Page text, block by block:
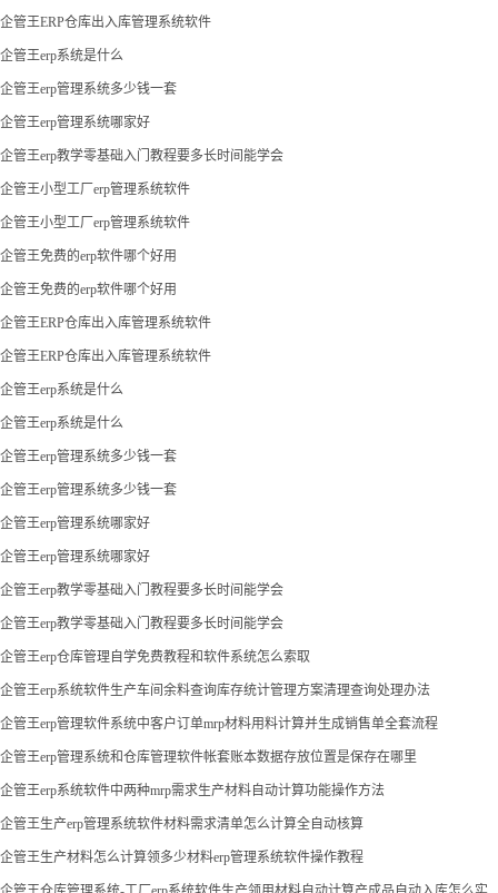
企管王ERP仓库出入库管理系统软件
企管王erp系统是什么
企管王erp管理系统多少钱一套
企管王erp管理系统哪家好
企管王erp教学零基础入门教程要多长时间能学会
企管王小型工厂erp管理系统软件
企管王小型工厂erp管理系统软件
企管王免费的erp软件哪个好用
企管王免费的erp软件哪个好用
企管王ERP仓库出入库管理系统软件
企管王ERP仓库出入库管理系统软件
企管王erp系统是什么
企管王erp系统是什么
企管王erp管理系统多少钱一套
企管王erp管理系统多少钱一套
企管王erp管理系统哪家好
企管王erp管理系统哪家好
企管王erp教学零基础入门教程要多长时间能学会
企管王erp教学零基础入门教程要多长时间能学会
企管王erp仓库管理自学免费教程和软件系统怎么索取
企管王erp系统软件生产车间余料查询库存统计管理方案清理查询处理办法
企管王erp管理软件系统中客户订单mrp材料用料计算并生成销售单全套流程
企管王erp管理系统和仓库管理软件帐套账本数据存放位置是保存在哪里
企管王erp系统软件中两种mrp需求生产材料自动计算功能操作方法
企管王生产erp管理系统软件材料需求清单怎么计算全自动核算
企管王生产材料怎么计算领多少材料erp管理系统软件操作教程